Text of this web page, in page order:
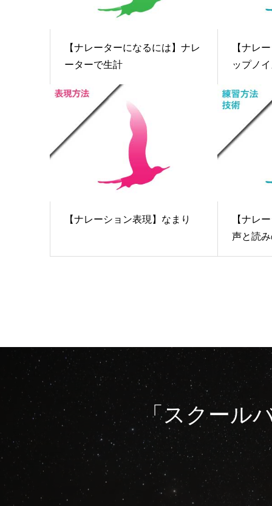
【ナレーターになるには】ナレ
ーターで生計
【ナレ
ップノ
【ナレーション表現】なまり
【ナレ
声と読
「スクール